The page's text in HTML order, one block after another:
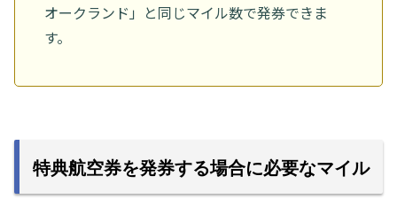
オークランド」と同じマイル数で発券できま
す。
特典航空券を発券する場合に必要なマイル